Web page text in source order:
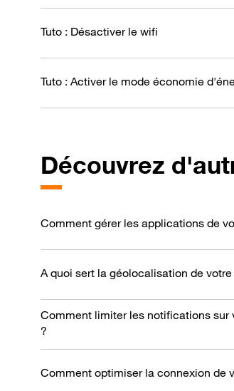
Tuto : Désactiver le wifi
Tuto : Activer le mode économie
Découvrez
Comment gérer les applications de
A quoi sert la géolocalisation de
Comment limiter les notifications sur
?
Comment optimiser la connexion de